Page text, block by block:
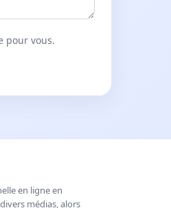
pour vous.
en ligne en
médias, alors